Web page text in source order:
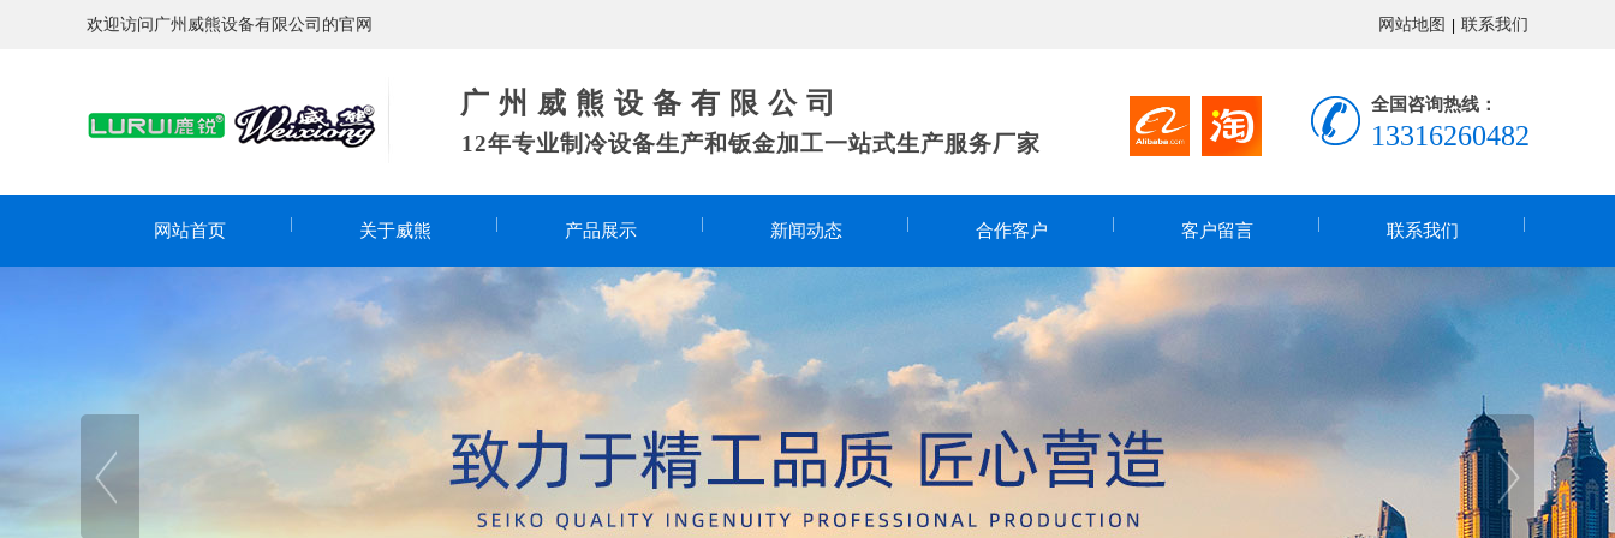
欢迎访问广州威熊设备有限公司的官网 网站地图 联系我们
广 州 威 熊 设 备 有 限 公 司
12年专业制冷设备生产和钣金加工一站式生产服务厂家
全国咨询热线：
13316260482
网站首页 关于威熊 产品展示 新闻动态 合作客户 客户留言 联系我们